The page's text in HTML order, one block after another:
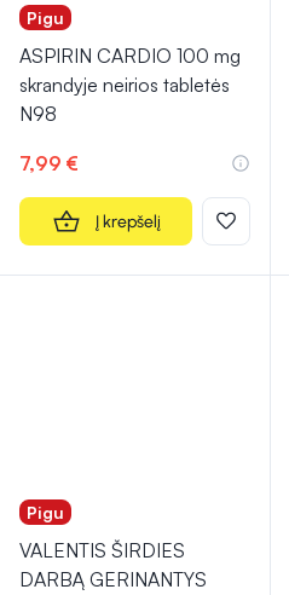
Pigu
ASPIRIN CARDIO 100 mg
skrandyje neirios tabletės
N98
7,99 €
Į krepšelį
Pigu
VALENTIS ŠIRDIES
DARBĄ GERINANTYS